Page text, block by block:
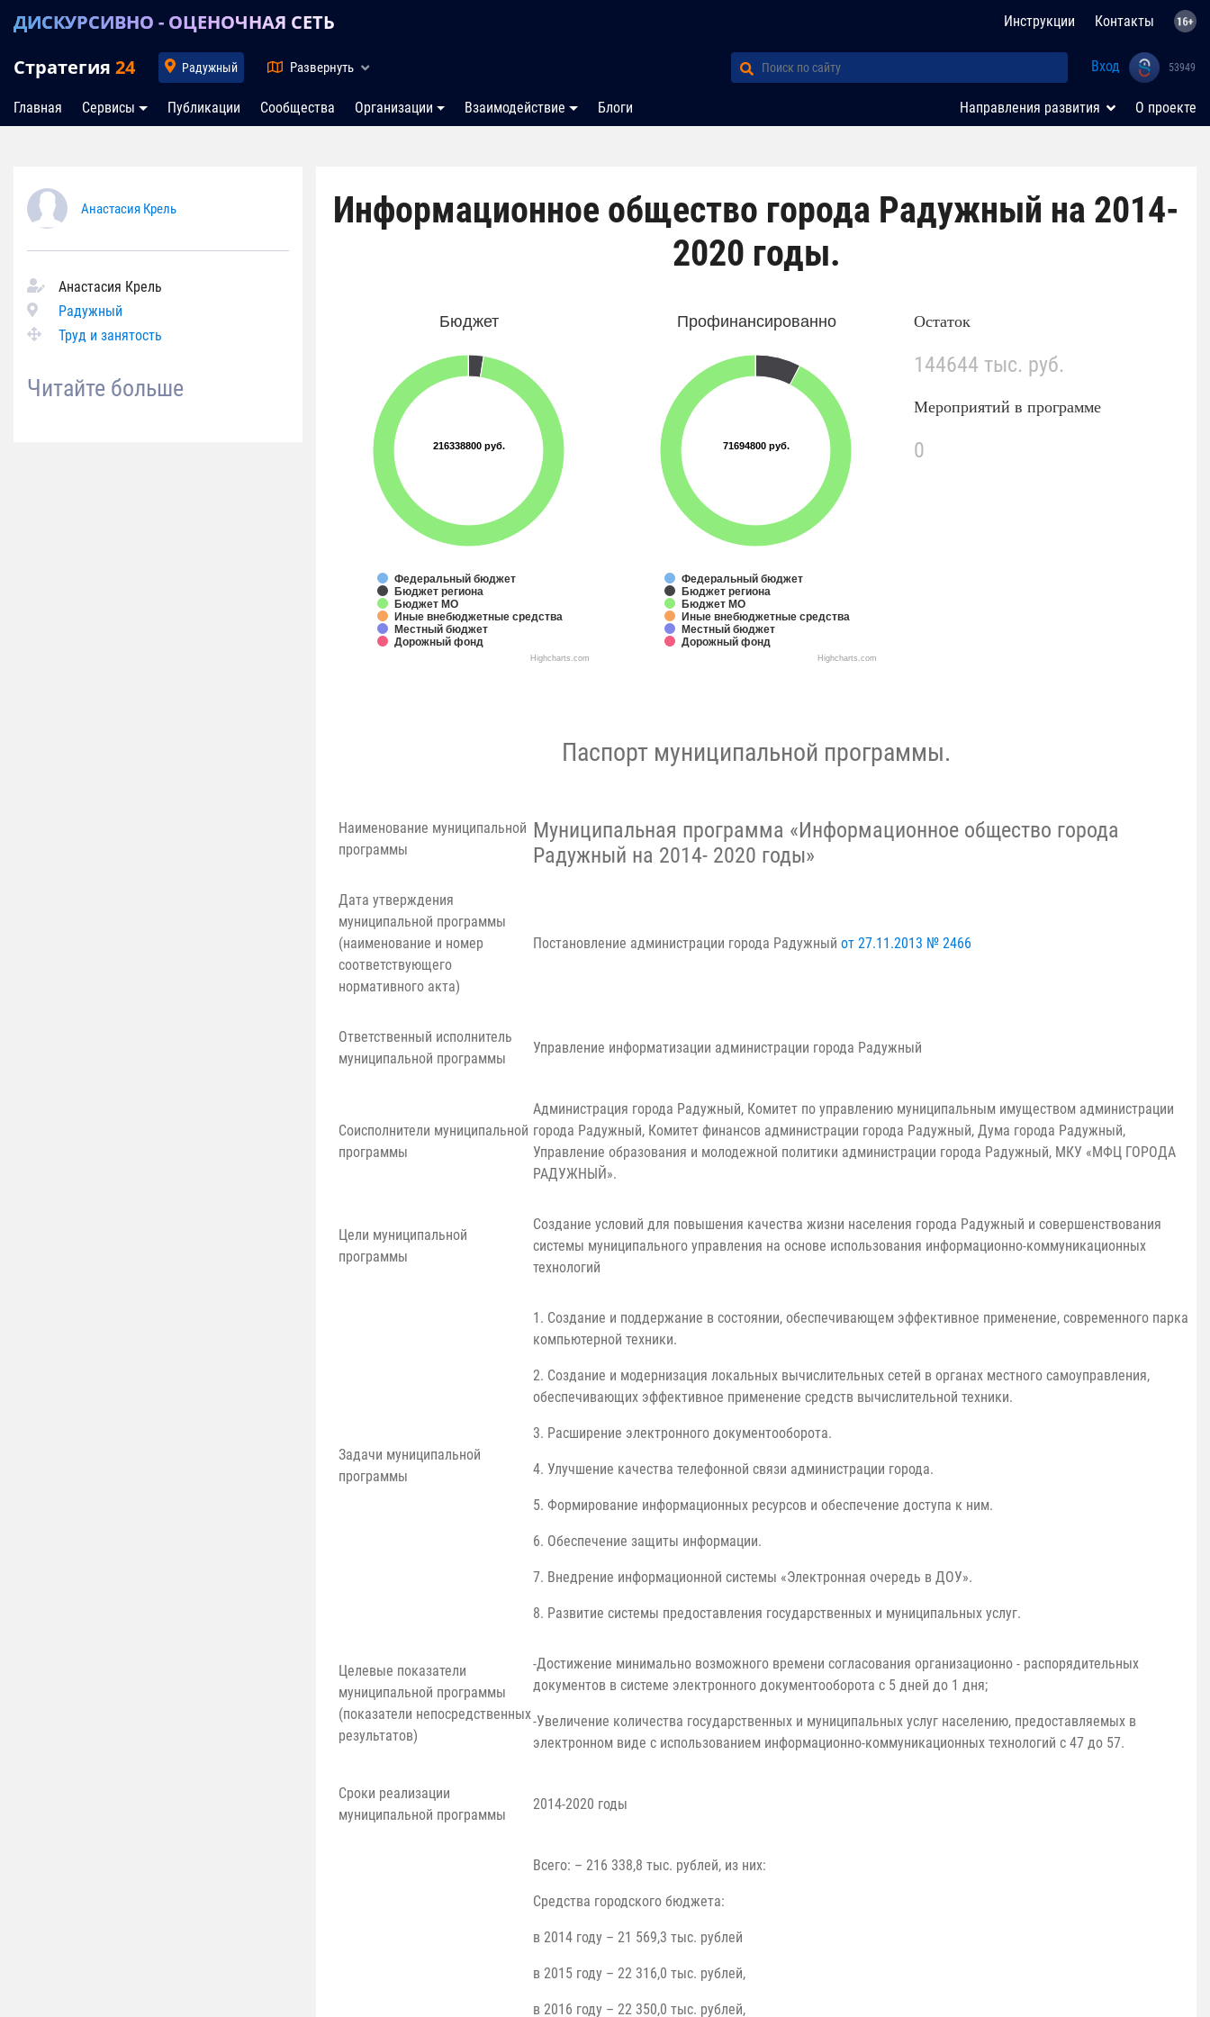
ДИСКУРСИВНО - ОЦЕНОЧНАЯ СЕТЬ Инструкции Контакты
Стратегия 24 Радужный Развернуть Вход 53949
Главная Сервисы Публикации Сообщества Организации Взаимодействие Блоги Направления развития О проекте
Анастасия Крель
Анастасия Крель
Радужный
Труд и занятость
Читайте больше
Информационное общество города Радужный на 2014-
2020 годы.
Бюджет
216338800 руб.
216338800 руб.
Федеральный бюджет
Бюджет региона
Бюджет МО
Иные внебюджетные средства
Местный бюджет
Дорожный фонд
Highcharts.com
Профинансированно
71694800 руб.
71694800 руб.
Федеральный бюджет
Бюджет региона
Бюджет МО
Иные внебюджетные средства
Местный бюджет
Дорожный фонд
Highcharts.com
Остаток
144644 тыс. руб.
Мероприятий в программе
0
Паспорт муниципальной программы.
Наименование муниципальной
программы
Муниципальная программа «Информационное общество города
Радужный на 2014- 2020 годы»
Дата утверждения
муниципальной программы
(наименование и номер
соответствующего
нормативного акта)
Постановление администрации города Радужный от 27.11.2013 № 2466
Ответственный исполнитель
муниципальной программы
Управление информатизации администрации города Радужный
Соисполнители муниципальной
программы
Администрация города Радужный, Комитет по управлению муниципальным имуществом администрации
города Радужный, Комитет финансов администрации города Радужный, Дума города Радужный,
Управление образования и молодежной политики администрации города Радужный, МКУ «МФЦ ГОРОДА
РАДУЖНЫЙ».
Цели муниципальной
программы
Создание условий для повышения качества жизни населения города Радужный и совершенствования
системы муниципального управления на основе использования информационно-коммуникационных
технологий
Задачи муниципальной
программы
1. Создание и поддержание в состоянии, обеспечивающем эффективное применение, современного парка
компьютерной техники.
2. Создание и модернизация локальных вычислительных сетей в органах местного самоуправления,
обеспечивающих эффективное применение средств вычислительной техники.
3. Расширение электронного документооборота.
4. Улучшение качества телефонной связи администрации города.
5. Формирование информационных ресурсов и обеспечение доступа к ним.
6. Обеспечение защиты информации.
7. Внедрение информационной системы «Электронная очередь в ДОУ».
8. Развитие системы предоставления государственных и муниципальных услуг.
Целевые показатели
муниципальной программы
(показатели непосредственных
результатов)
-Достижение минимально возможного времени согласования организационно - распорядительных
документов в системе электронного документооборота с 5 дней до 1 дня;
-Увеличение количества государственных и муниципальных услуг населению, предоставляемых в
электронном виде с использованием информационно-коммуникационных технологий с 47 до 57.
Сроки реализации
муниципальной программы
2014-2020 годы
Всего: – 216 338,8 тыс. рублей, из них:
Средства городского бюджета:
в 2014 году – 21 569,3 тыс. рублей
в 2015 году – 22 316,0 тыс. рублей,
в 2016 году – 22 350,0 тыс. рублей,